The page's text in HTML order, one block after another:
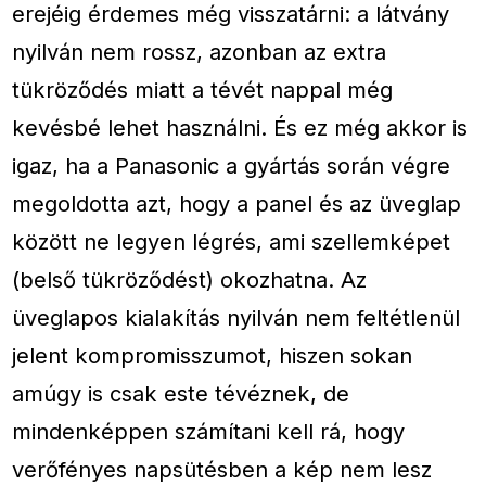
erejéig érdemes még visszatárni: a látvány
nyilván nem rossz, azonban az extra
tükröződés miatt a tévét nappal még
kevésbé lehet használni. És ez még akkor is
igaz, ha a Panasonic a gyártás során végre
megoldotta azt, hogy a panel és az üveglap
között ne legyen légrés, ami szellemképet
(belső tükröződést) okozhatna. Az
üveglapos kialakítás nyilván nem feltétlenül
jelent kompromisszumot, hiszen sokan
amúgy is csak este tévéznek, de
mindenképpen számítani kell rá, hogy
verőfényes napsütésben a kép nem lesz